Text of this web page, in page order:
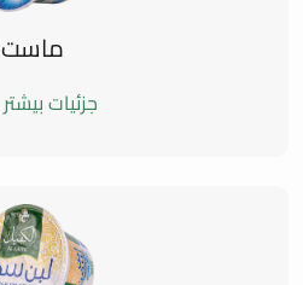
ماست
جزئیات بیشتر